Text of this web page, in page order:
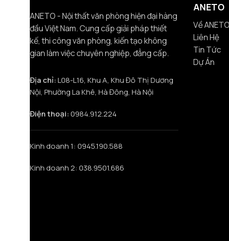
ANETO - Nội thất văn phòng hiện đại hàng
đầu Việt Nam. Cung cấp giải pháp thiết
kế, thi công văn phòng, kiến tạo không
gian làm việc chuyên nghiệp, đẳng cấp.
Địa chỉ:L08-L16, Khu A, Khu Đô Thị Dương
Nội, Phường La Khê, Hà Đông, Hà Nội
Điện thoại:0984.912.224
Kinh doanh 1: 0945.190.588
Kinh doanh 2: 038.9501.686
ANETO
Về ANETO
Liên Hệ
Tin Tức
Dự Án